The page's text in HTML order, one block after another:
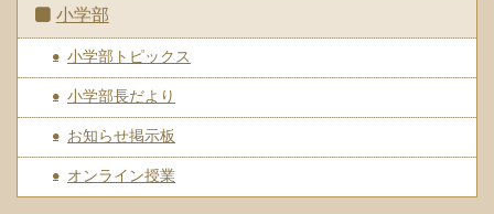
小学部
小学部トピックス
小学部長だより
お知らせ掲示板
オンライン授業